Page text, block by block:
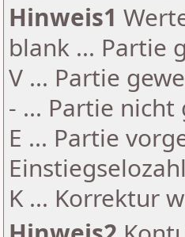
Hinweis1
blank ... Partie
V ... Partie
- ... Partie
E ... Partie
K ... Korrektur